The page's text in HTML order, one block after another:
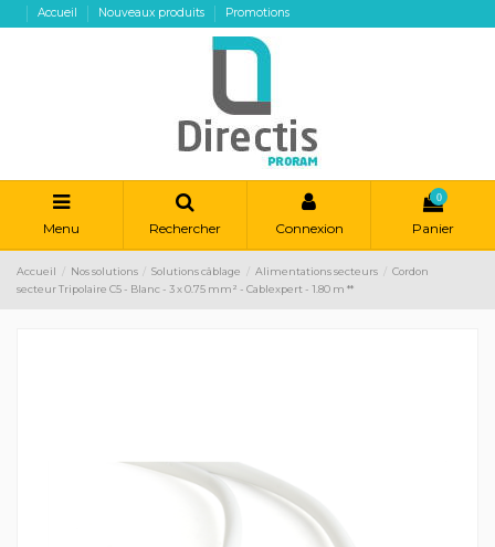
Accueil Nouveaux produits Promotions
Menu Rechercher Connexion
0
Panier
Accueil Nos solutions Solutions câblage Alimentations secteurs
Cordon
secteur Tripolaire C5 - Blanc - 3 x 0.75 mm² - Cablexpert - 1.80 m **